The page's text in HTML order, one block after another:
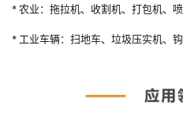
* 农业：拖拉机、收割机、打包机、
* 工业车辆：扫地车、垃圾压实机、